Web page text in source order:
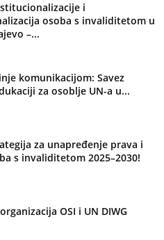
i
osoba s invaliditetom u
–...
komunikacijom: Savez
za osoblje UN-a u...
za unapređenje prava i
s invaliditetom 2025–2030!
OSI i UN DIWG